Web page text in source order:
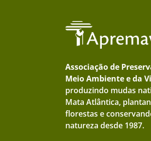
Associação de
Meio Ambiente e da
produzindo mudas
Mata Atlântica,
florestas e
natureza desde 1987.